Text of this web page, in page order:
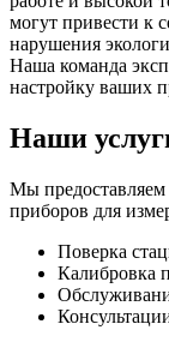
могут привести к
нарушения
Наша команда
настройку ваших
Наши
Мы предоставляем
приборов для
Поверка
Калибровка